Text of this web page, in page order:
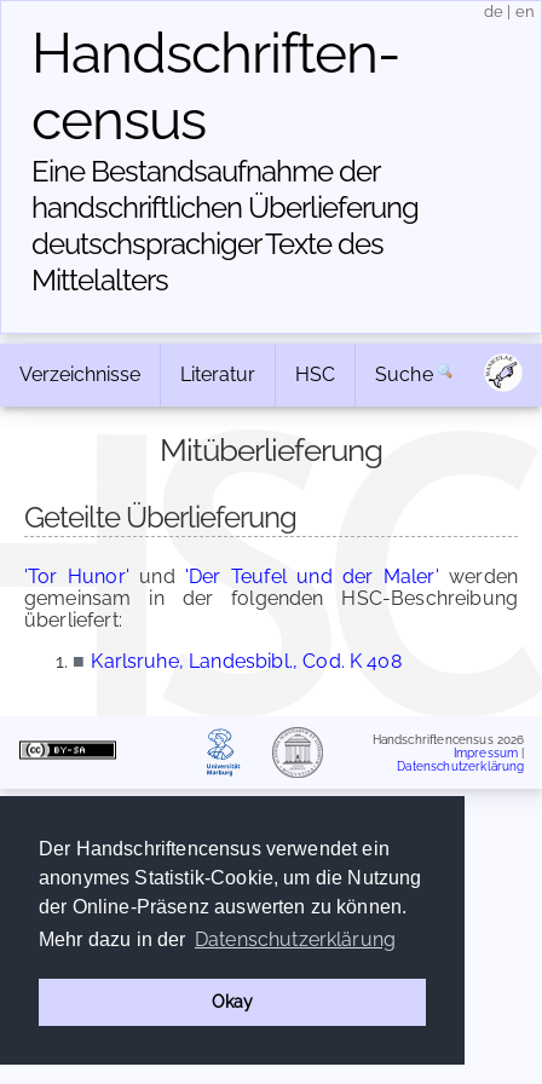
Der Handschriftencensus verwendet ein
anonymes Statistik-Cookie, um die Nutzung
der Online-Präsenz auswerten zu können.
Mehr dazu in der Datenschutzerklärung
Okay
Handschriften­
census
Eine Bestandsaufnahme der
handschriftlichen Über­lieferung
deutschsprachiger Texte des
Mittelalters
de en
Verzeichnisse Literatur HSC Suche
Mitüberlieferung
Geteilte Überlieferung
'Tor Hunor' und 'Der Teufel und der Maler' werden
gemeinsam in der folgenden HSC-Beschreibung
überliefert:
■ Karlsruhe, Landesbibl., Cod. K 408
Handschriftencensus 2026
Impressum
Datenschutzerklärung